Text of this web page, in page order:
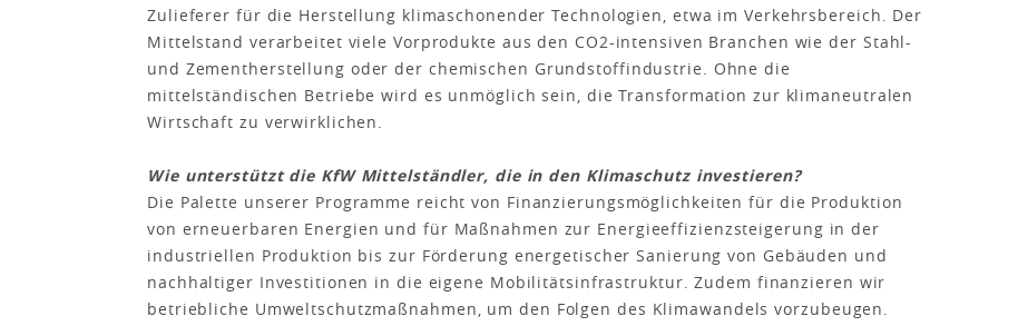
Zulieferer für die Herstellung klimaschonender Technologien, etwa im Verkehrsbereich. Der
Mittelstand verarbeitet viele Vorprodukte aus den CO2-intensiven Branchen wie der Stahl-
und Zementherstellung oder der chemischen Grundstoffindustrie. Ohne die
mittelständischen Betriebe wird es unmöglich sein, die Transformation zur klimaneutralen
Wirtschaft zu verwirklichen.
Wie unterstützt die KfW Mittelständler, die in den Klimaschutz investieren?
Die Palette unserer Programme reicht von Finanzierungsmöglichkeiten für die Produktion
von erneuerbaren Energien und für Maßnahmen zur Energieeffizienzsteigerung in der
industriellen Produktion bis zur Förderung energetischer Sanierung von Gebäuden und
nachhaltiger Investitionen in die eigene Mobilitätsinfrastruktur. Zudem finanzieren wir
betriebliche Umweltschutzmaßnahmen, um den Folgen des Klimawandels vorzubeugen.